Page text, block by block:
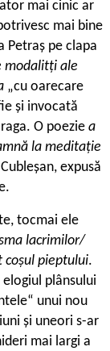
mai cinic ar
mai bine
Petraș pe clapa
modalitți ale
„cu oarecare
și invocată
O poezie a
la meditație
expusă
tocmai ele
lacrimilor/
pieptului.
plânsului
unui nou
și uneori s-ar
mai largi a